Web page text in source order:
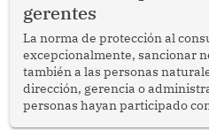
gerentes
La norma de protección al
excepcionalmente, sancionar
también a las personas
dirección, gerencia o
personas hayan participado